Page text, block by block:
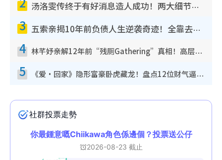
汤洛雯传终于有好消息造人成功！两大细节曝孕味极浓引猜测：大肚婆先会咁！
3 五索亲揭10年前负债人生逆袭奇迹！全靠去一地方转运后即遇上马先生
4 林芊妤亲解12年前“残厕Gathering”真相！高层解约一句话重创尊严，至今拒返TVB
5 《爱·回家》隐形富豪卧虎藏龙！盘点12位财气逼人的有钱艺人：这位美女3亿身家不愁做